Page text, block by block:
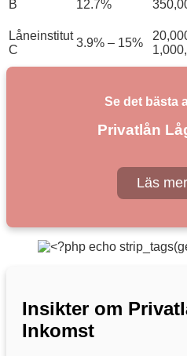
B
12.7%
Låneinstitut
C
3.9% – 15%
Se det bästa
Privatlån
Läs
Insikter om
Inkomst